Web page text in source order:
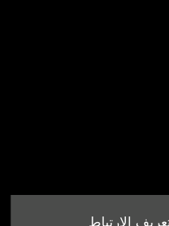
الارتباط